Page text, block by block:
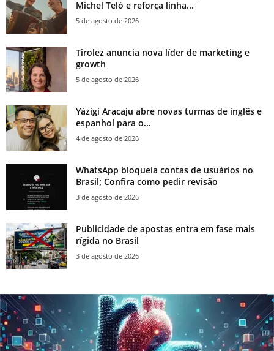
Michel Teló e reforça linha...
5 de agosto de 2026
Tirolez anuncia nova líder de marketing e
growth
5 de agosto de 2026
Yázigi Aracaju abre novas turmas de inglês e
espanhol para o...
4 de agosto de 2026
WhatsApp bloqueia contas de usuários no
Brasil; Confira como pedir revisão
3 de agosto de 2026
Publicidade de apostas entra em fase mais
rígida no Brasil
3 de agosto de 2026